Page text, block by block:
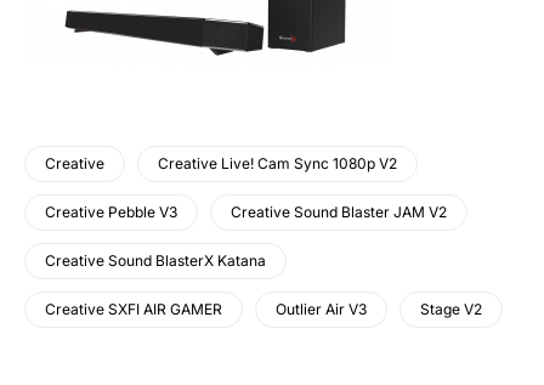
Creative Creative Live! Cam Sync 1080p V2
Creative Pebble V3 Creative Sound Blaster JAM V2
Creative Sound BlasterX Katana
Creative SXFI AIR GAMER Outlier Air V3 Stage V2